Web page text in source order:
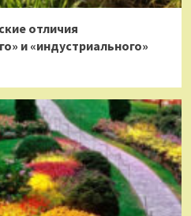
отличия
и «индустриального»